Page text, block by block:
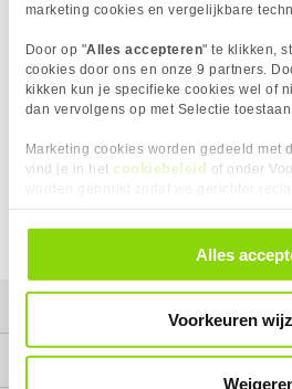
marketing cookies en vergelijkbare
Door op "Alles accepteren" te klikken,
cookies door ons en onze 9 partners.
kikken kun je specifieke cookies wel of
dan vervolgens op met Selectie toestaan.
Marketing cookies worden gedeeld met
vind je in het cookiebeleid of onder
alle cookies. Je kunt je gegeven
door in de footer van onze website te
Alles
Voorkeuren
Service